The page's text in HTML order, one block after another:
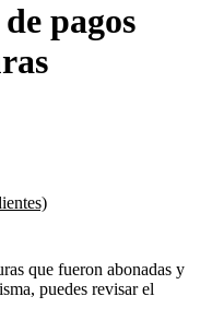
pagos
que fueron abonadas y
puedes revisar el